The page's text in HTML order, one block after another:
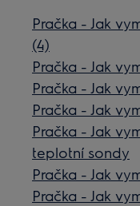
Pračka - Jak
(4)
Pračka - Jak
Pračka - Jak
Pračka - Jak
Pračka - Jak
teplotní sondy
Pračka - Jak
Pračka - Jak